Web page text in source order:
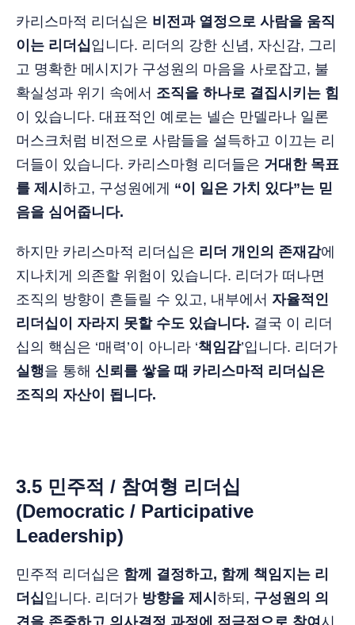
카리스마적 리더십은 비전과 열정으로 사람을 움직
이는 리더십입니다. 리더의 강한 신념, 자신감, 그리
고 명확한 메시지가 구성원의 마음을 사로잡고, 불
확실성과 위기 속에서 조직을 하나로 결집시키는 힘
이 있습니다. 대표적인 예로는 넬슨 만델라나 일론
머스크처럼 비전으로 사람들을 설득하고 이끄는 리
더들이 있습니다. 카리스마형 리더들은 거대한 목표
를 제시 하고, 구성원에게 “이 일은 가치 있다”는 믿
음을 심어줍니다.
하지만 카리스마적 리더십은 리더 개인의 존재감에
지나치게 의존할 위험이 있습니다. 리더가 떠나면
조직의 방향이 흔들릴 수 있고, 내부에서 자율적인
리더십이 자라지 못할 수도 있습니다. 결국 이 리더
십의 핵심은 ‘매력’이 아니라 ‘책임감’입니다. 리더가
실행을 통해 신뢰를 쌓을 때 카리스마적 리더십은
조직의 자산이 됩니다.
3.5 민주적 / 참여형 리더십
(Democratic / Participative
Leadership)
민주적 리더십은 함께 결정하고, 함께 책임지는 리
더십입니다. 리더가 방향을 제시 하되, 구성원의 의